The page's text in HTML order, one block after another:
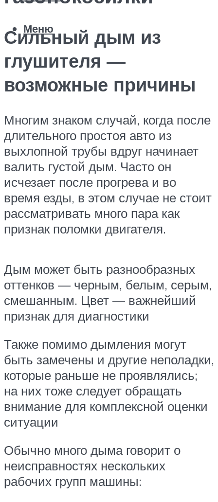
Меню
Сильный дым из
глушителя —
возможные причины
Многим знаком случай, когда после
длительного простоя авто из
выхлопной трубы вдруг начинает
валить густой дым. Часто он
исчезает после прогрева и во
время езды, в этом случае не стоит
рассматривать много пара как
признак поломки двигателя.
Дым может быть разнообразных
оттенков — черным, белым, серым,
смешанным. Цвет — важнейший
признак для диагностики
Также помимо дымления могут
быть замечены и другие неполадки,
которые раньше не проявлялись;
на них тоже следует обращать
внимание для комплексной оценки
ситуации
Обычно много дыма говорит о
неисправностях нескольких
рабочих групп машины: